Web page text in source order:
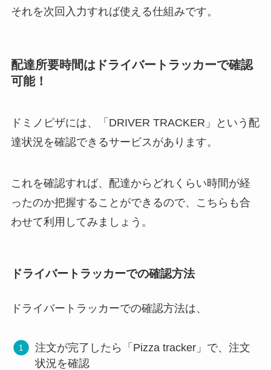
それを次回入力すれば使える仕組みです。
配達所要時間はドライバートラッカーで確認
可能！
ドミノピザには、「DRIVER TRACKER」という配
達状況を確認できるサービスがあります。
これを確認すれば、配達からどれくらい時間が経
ったのか把握することができるので、こちらも合
わせて利用してみましょう。
ドライバートラッカーでの確認方法
ドライバートラッカーでの確認方法は、
注文が完了したら「Pizza tracker」で、注文
状況を確認